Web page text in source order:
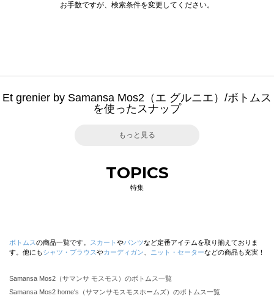
お手数ですが、検索条件を変更してください。
Et grenier by Samansa Mos2（エ グルニエ）/ボトムス
を使ったスナップ
もっと見る
TOPICS
特集
ボトムスの商品一覧です。 スカート やパンツなど定番アイテムを取り揃えておりま
す。他にもシャツ・ブラウスやカーディガン ニット・セーターなどの商品も充実！
Samansa Mos2（サマンサ モスモス）のボトムス一覧
Samansa Mos2 home's（サマンサモスモスホームズ）のボトムス一覧